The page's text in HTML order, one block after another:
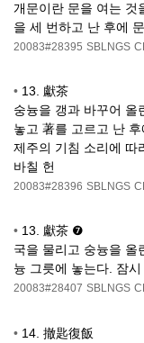
개문이란 문을 여는 것
을 세 번하고 난 후에
20083#28395 SBLNGS
• 13. 獻茶
숭늉을 갱과 바꾸어 올
놓고 著를 고르고 난
제주의 기침 소리에
바칠 헌
20083#28396 SBLNGS
• 13. 獻茶 ❼
국을 물리고 숭늉을 올
늉 그릇에 놓는다. 잠
20083#28407 SBLNGS
• 14. 撤匙復飯